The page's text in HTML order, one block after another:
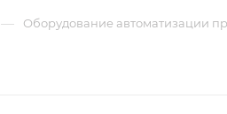
— Оборудование автоматизации